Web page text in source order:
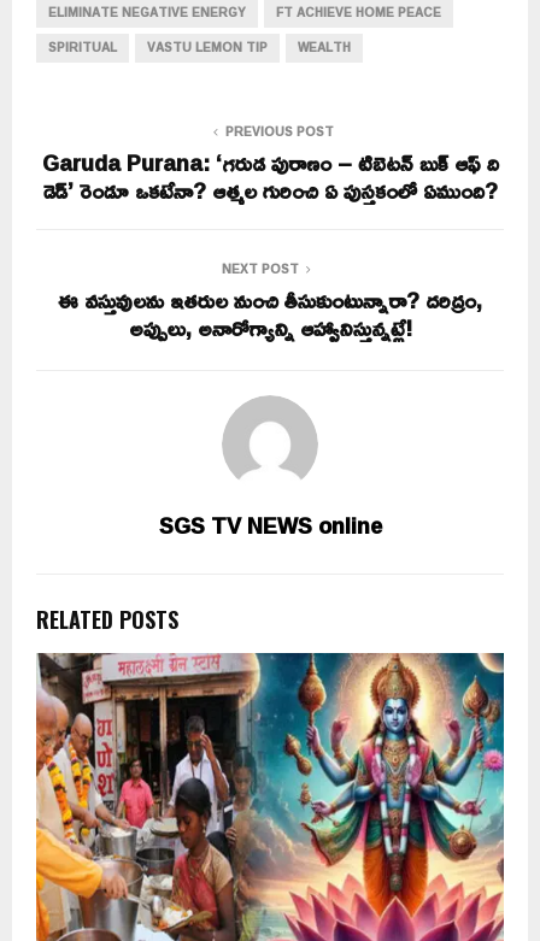
ELIMINATE NEGATIVE ENERGY
FT ACHIEVE HOME PEACE
SPIRITUAL
VASTU LEMON TIP WEALTH
PREVIOUS POST
Garuda Purana: ‘గరుడ పురాణం – టిబెటన్ బుక్ ఆఫ్ ది
డెడ్’ రెండూ ఒకటేనా? ఆత్మల గురించి ఏ పుస్తకంలో ఏముంది?
NEXT POST
ఈ వస్తువులను ఇతరుల నుంచి తీసుకుంటున్నారా? దరిద్రం,
అప్పులు, అనారోగ్యాన్ని ఆహ్వానిస్తున్నట్లే!
SGS TV NEWS online
RELATED POSTS